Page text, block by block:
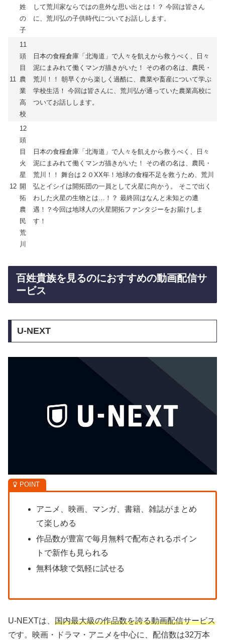
姓
の
子
して荒川家ならではの意外な思い出とは！？ 今回は皆さん
に、荒川弘の子供時代についてお話しします。
11
11
頭
目
農
業
高
校
日本の食糧倉庫「北海道」で人々を飢えから救うべく、日々
泥にまみれて働くマンガ描きがいた！ その者の名は、農民・
荒川！！ 朝早くから楽しく過酷に、農業や畜産について学ぶ
学校生活！ 今回は皆さんに、荒川弘が通っていた農業高校に
ついてお話しします。
12
12
頭
目
火
星
開
拓
農
民
荒
川
日本の食糧倉庫「北海道」で人々を飢えから救うべく、日々
泥にまみれて働くマンガ描きがいた！ その者の名は、農民・
荒川！！ 舞台は２０XX年！地球の食糧不足を救うため、荒川
弘とイシイは開拓団の一員として火星に向かう。 そこで出く
わした火星の生物とは…！？ 最終回はなんと未知との遭
遇！？今回は地球人の火星開拓ファンタジーをお届けしま
す！
百姓貴族を見るのにおすすめの動画配信サ
ービス
U-NEXT
アニメ、映画、マンガ、書籍、雑誌がまとめ
て楽しめる
作品数が豊富で毎月無料で配布されるポイン
トで新作も見られる
無料体験で気軽に試せる
U-NEXTは、 国内最大級の作品数を誇る動画配信サービス
です。映画・ドラマ・アニメを中心に、配信数は32万本